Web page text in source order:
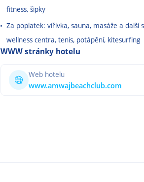
fitness, šipky
Za poplatek: vířivka, sauna, masáže a další
wellness centra, tenis, potápění, kitesurfing
WWW stránky hotelu
Web hotelu
www.amwajbeachclub.com